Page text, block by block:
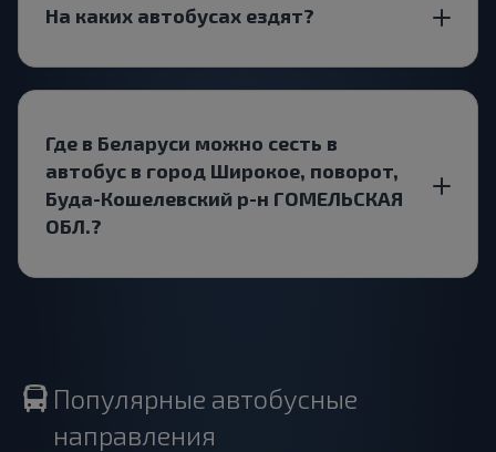
На каких автобусах ездят?
Где в Беларуси можно сесть в
автобус в город Широкое, поворот,
Буда-Кошелевский р-н ГОМЕЛЬСКАЯ
ОБЛ.?
Популярные автобусные
направления